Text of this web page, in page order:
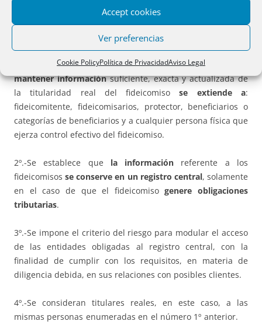
Accept cookies
Ver preferencias
Cookie PolicyPolítica de PrivacidadAviso Legal
Las diferencias contenidas en el Art. 31, con respecto a lo
señalado para las sociedades, son las siguientes:
1º.- La obligación que se impone a los fideicomisarios de
mantener informaciónsuficiente, exacta y actualizada de
la titularidad real del fideicomisose extiende a:
fideicomitente, fideicomisarios, protector, beneficiarios o
categorías de beneficiarios y a cualquier persona física que
ejerza control efectivo del fideicomiso.
2º.-Se establece que la información referente a los
fideicomisosse conserve en un registro central, solamente
en el caso de que el fideicomisogenere obligaciones
tributarias.
3º.-Se impone el criterio del riesgo para modular el acceso
de las entidades obligadas al registro central, con la
finalidad de cumplir con los requisitos, en materia de
diligencia debida, en sus relaciones con posibles clientes.
4º.-Se consideran titulares reales, en este caso, a las
mismas personas enumeradas en el número 1º anterior.